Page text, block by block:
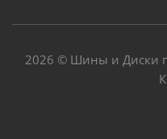
2026 © Шины и Диски